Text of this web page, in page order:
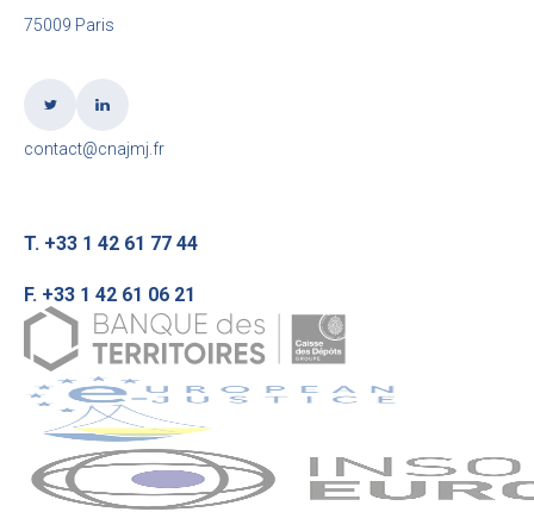
75009 Paris
contact@cnajmj.fr
T. +33 1 42 61 77 44
F. +33 1 42 61 06 21